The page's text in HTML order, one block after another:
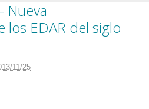
Nueva
EDAR del siglo
11/25